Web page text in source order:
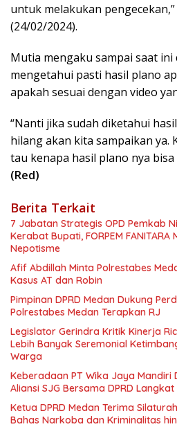
untuk melakukan
(24/02/2024).
Mutia mengaku sampai saat ini
mengetahui pasti hasil plano
apakah sesuai dengan video
“Nanti jika sudah diketahui
hilang akan kita sampaikan ya.
tau kenapa hasil plano nya
(Red)
Berita Terkait
7 Jabatan Strategis OPD Pemkab
Kerabat Bupati, FORPEM
Nepotisme
Afif Abdillah Minta Polrestabes
Kasus AT dan Robin
Pimpinan DPRD Medan Dukung
Polrestabes Medan Terapkan RJ
Legislator Gerindra Kritik Kinerja
Lebih Banyak Seremonial
Warga
Keberadaan PT Wika Jaya Mandiri
Aliansi SJG Bersama DPRD Langkat
Ketua DPRD Medan Terima
Bahas Narkoba dan Kriminalitas